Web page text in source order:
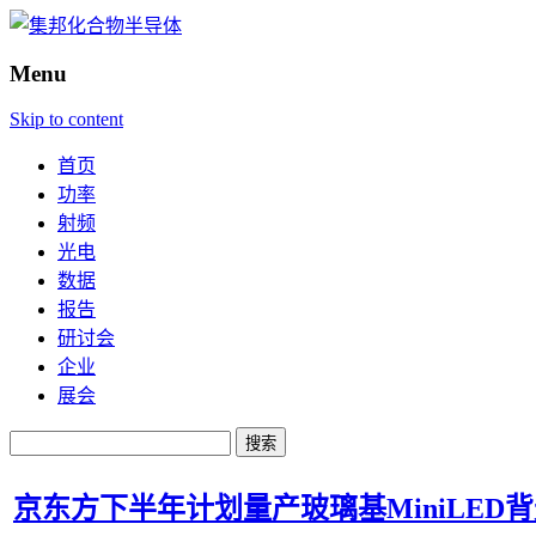
Menu
Skip to content
首页
功率
射频
光电
数据
报告
研讨会
企业
展会
京东方下半年计划量产玻璃基MiniLED